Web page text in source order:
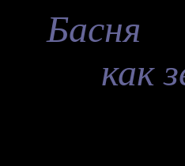
Басня
как